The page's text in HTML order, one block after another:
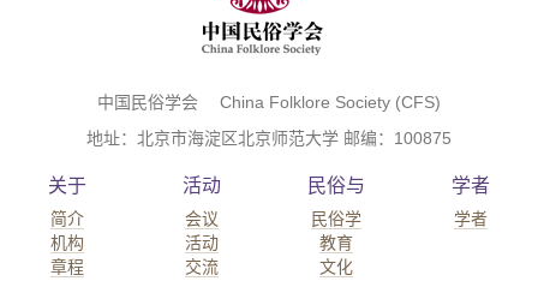
中国民俗学会 China Folklore Society (CFS)
地址：北京市海淀区北京师范大学 邮编：100875
关于
简介
机构
章程
活动
会议
活动
交流
民俗与
民俗学
教育
文化
学者
学者